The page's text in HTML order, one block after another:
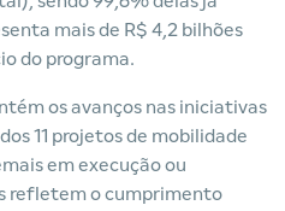
mais de R$ 4,2 bilhões
do programa.
os avanços nas iniciativas
11 projetos de mobilidade
em execução ou
refletem o cumprimento